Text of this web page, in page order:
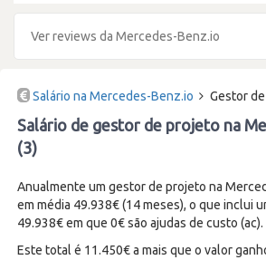
Ver reviews da Mercedes-Benz.io
Salário na Mercedes-Benz.io Gestor
Salário de gestor de projeto na
(3)
Anualmente um gestor de projeto na
em média 49.938€ (14 meses), o que inclui
49.938€ em que 0€ são ajudas de custo (ac).
Este total é 11.450€ a mais que o valor